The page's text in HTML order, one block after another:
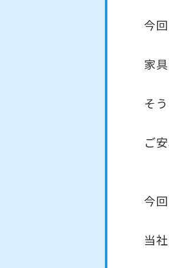
今
家
そ
ご
今
当